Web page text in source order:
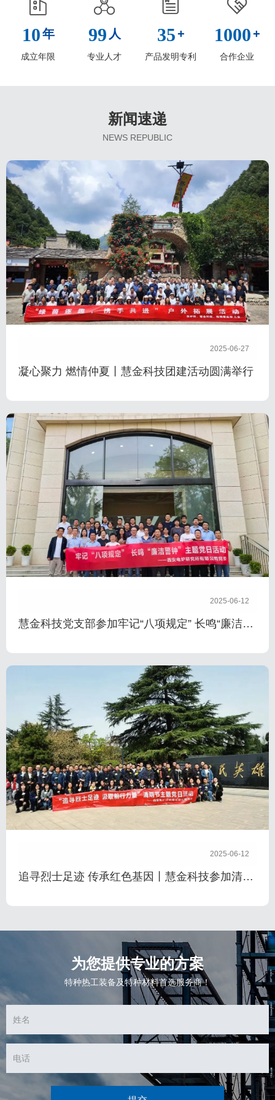
10年
成立年限
99 人
专业人才
35+
产品发明专利
1000+
合作企业
新闻速递
NEWS REPUBLIC
2025-06-27
凝心聚力 燃情仲夏丨慧金科技团建活动圆满举行
2025-06-12
慧金科技党支部参加牢记“八项规定” 长鸣“廉洁警
2025-06-12
追寻烈士足迹 传承红色基因丨慧金科技参加清明
为您提供专业的方案
特种热工装备及特种材料首选服务商！